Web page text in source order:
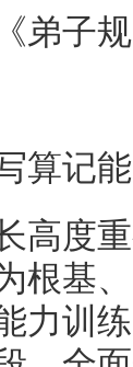
弟子规
算记
高度
根基
力训